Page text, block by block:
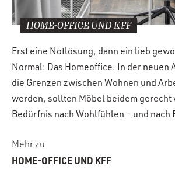
HOME-OFFICE UND KFF
Erst eine Notlösung, dann ein lieb
Normal: Das Homeoffice. In der neuen
die Grenzen zwischen Wohnen und
werden, sollten Möbel beidem gerecht
Bedürfnis nach Wohlfühlen – und nach
Mehr zu
HOME-OFFICE UND KFF